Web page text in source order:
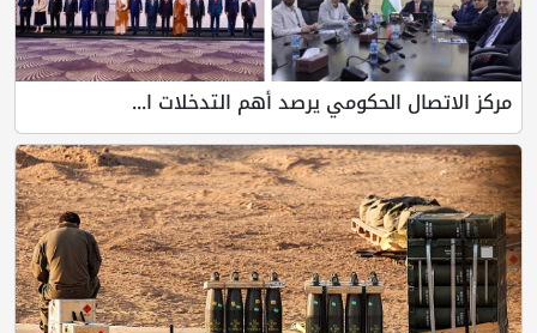
مركز الاتصال الحكومي يرصد أهم التدخلات ا...